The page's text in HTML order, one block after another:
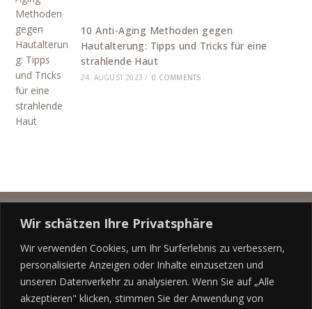
Wir schätzen Ihre Privatsphäre
Wir verwenden Cookies, um Ihr Surferlebnis zu verbessern,
personalisierte Anzeigen oder Inhalte einzusetzen und
unseren Datenverkehr zu analysieren. Wenn Sie auf „Alle
akzeptieren" klicken, stimmen Sie der Anwendung von
10 Anti-Aging Methoden gegen
Hautalterung: Tipps und Tricks für eine
strahlende Haut
24. AUGUST 2023 / 0 COMMENTS
Datenschutz